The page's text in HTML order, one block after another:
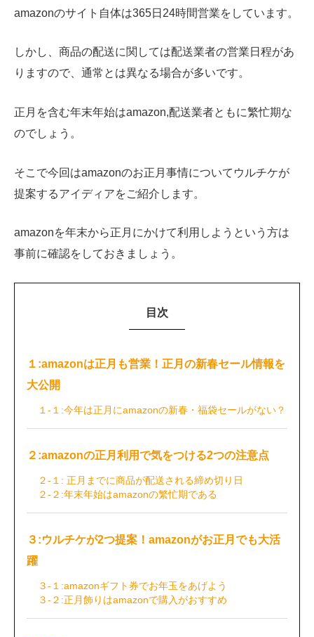
amazonのサイト自体は365日24時間営業をしています。
しかし、商品の配送に関しては配送業者の営業日程があ
りますので、通常とは異なる場合が多いです。
正月を含む年末年始はamazon,配送業者ともに繁忙期な
のでしょう。
そこで今回はamazonのお正月事情についてウルチケが
提案するアイディアをご紹介します。
amazonを年末から正月にかけて利用しようという方は
事前に確認をしておきましょう。
目次
１:amazonは正月も営業！正月の新春セール情報を
大公開
１-１:今年は正月にamazonの新春・福袋セールがない？
２:amazonの正月利用で気をつける2つの注意点
２-１: 正月までに商品が配送される締め切り日
２-２:年末年始はamazonの繁忙期である
３:ウルチケが2つ提案！amazonがお正月でも大活
躍
３-１:amazonギフト券でお年玉をあげよう
３-２:正月飾りはamazonで購入がおすすめ